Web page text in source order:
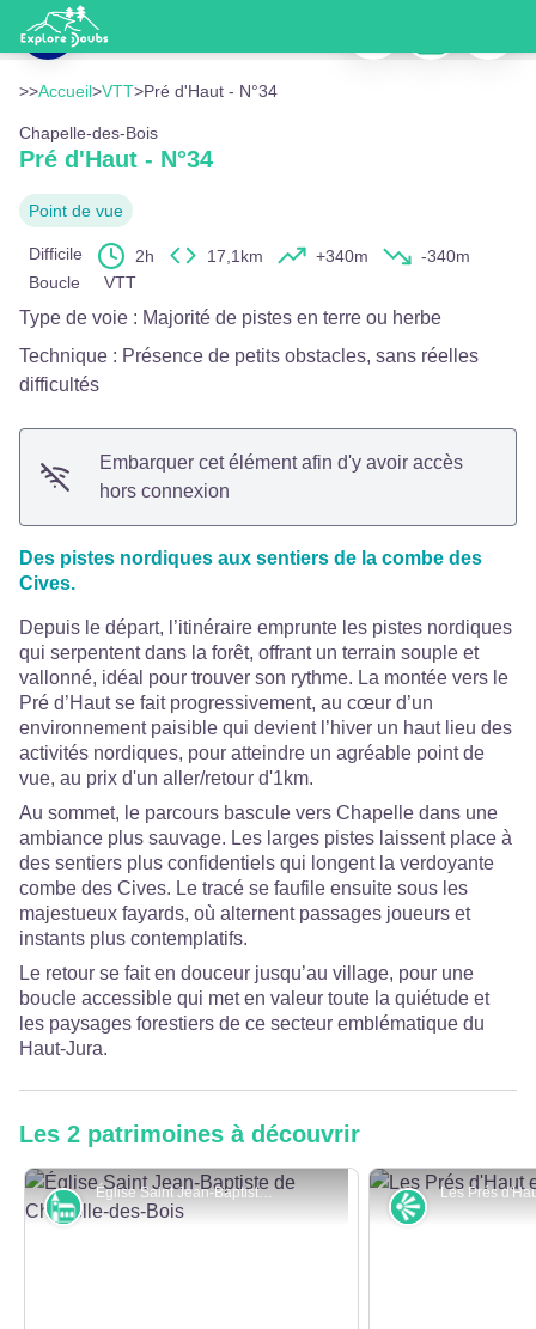
Pré d'Haut - N°34
Voir l'image en plein écran
>>Accueil>VTT>Pré d'Haut - N°34
Chapelle-des-Bois
Pré d'Haut - N°34
Point de vue
Difficile 2h 17,1km +340m
-340m
Boucle
VTT
Type de voie : Majorité de pistes en terre ou herbe
Technique : Présence de petits obstacles, sans réelles
difficultés
Embarquer cet élément afin d'y avoir accès
hors connexion
Des pistes nordiques aux sentiers de la combe des
Cives.
Depuis le départ, l’itinéraire emprunte les pistes nordiques
qui serpentent dans la forêt, offrant un terrain souple et
vallonné, idéal pour trouver son rythme. La montée vers le
Pré d’Haut se fait progressivement, au cœur d’un
environnement paisible qui devient l’hiver un haut lieu des
activités nordiques, pour atteindre un agréable point de
vue, au prix d'un aller/retour d'1km.
Au sommet, le parcours bascule vers Chapelle dans une
ambiance plus sauvage. Les larges pistes laissent place à
des sentiers plus confidentiels qui longent la verdoyante
combe des Cives. Le tracé se faufile ensuite sous les
majestueux fayards, où alternent passages joueurs et
instants plus contemplatifs.
Le retour se fait en douceur jusqu’au village, pour une
boucle accessible qui met en valeur toute la quiétude et
les paysages forestiers de ce secteur emblématique du
Haut-Jura.
Les 2 patrimoines à découvrir
Église Saint Jean-Baptiste de Chapelle-des-Bois - OTPHD
Monuments et architecture Point de vue